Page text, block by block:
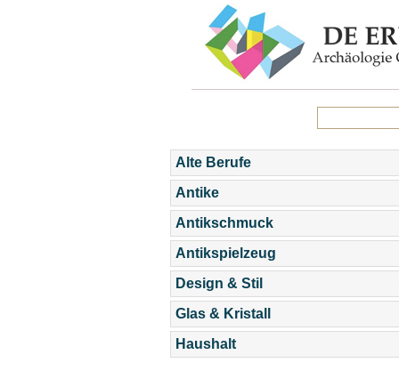
Alte Berufe
Antike
Antikschmuck
Antikspielzeug
Design & Stil
Glas & Kristall
Haushalt